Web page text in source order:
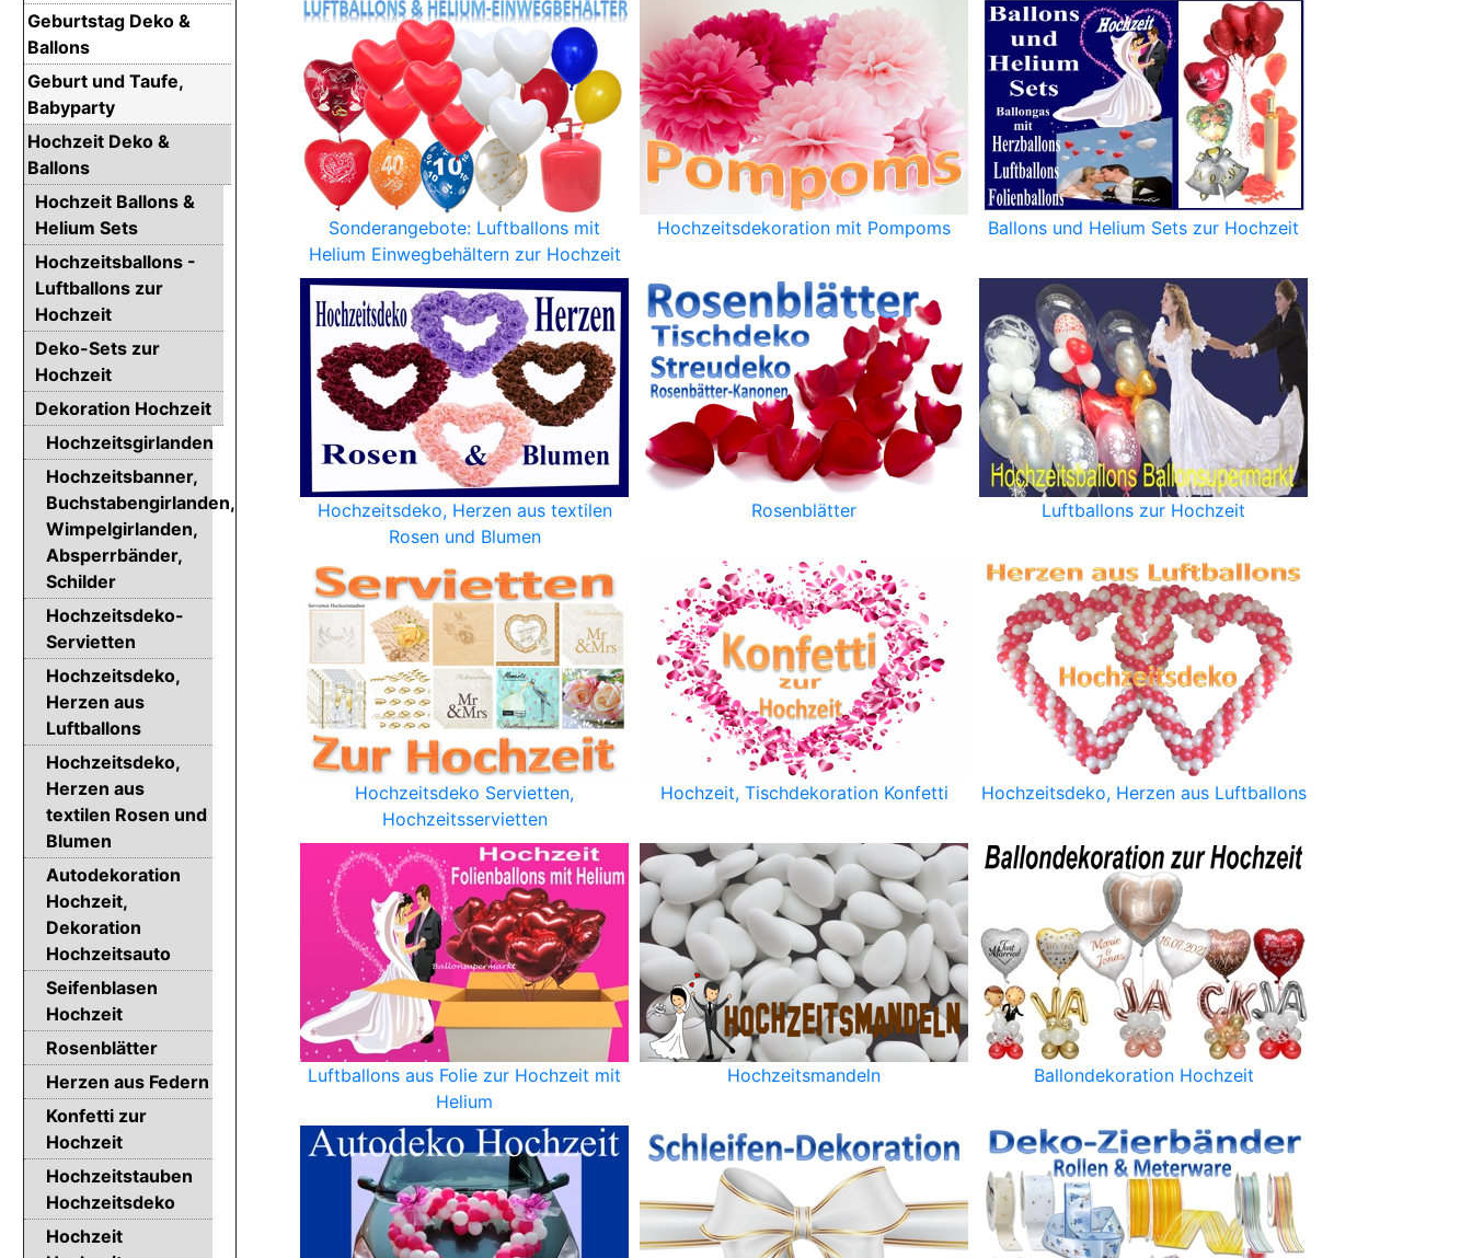
Sonderangebote: Luftballons mit
Helium Einwegbehältern zur Hochzeit
Hochzeitsdekoration mit Pompoms Ballons und Helium Sets zur Hochzeit
Hochzeitsdeko, Herzen aus textilen
Rosen und Blumen
Rosenblätter Luftballons zur Hochzeit
Hochzeitsdeko Servietten,
Hochzeitsservietten
Hochzeit, Tischdekoration Konfetti Hochzeitsdeko, Herzen aus Luftballons
Luftballons aus Folie zur Hochzeit mit
Helium
Hochzeitsmandeln Ballondekoration Hochzeit
Geburtstag Deko &
Ballons
Geburt und Taufe,
Babyparty
Hochzeit Deko &
Ballons
Hochzeit Ballons &
Helium Sets
Hochzeitsballons -
Luftballons zur
Hochzeit
Deko-Sets zur
Hochzeit
Dekoration Hochzeit
Hochzeitsgirlanden
Hochzeitsbanner,
Buchstabengirlanden,
Wimpelgirlanden,
Absperrbänder,
Schilder
Hochzeitsdeko-
Servietten
Hochzeitsdeko,
Herzen aus
Luftballons
Hochzeitsdeko,
Herzen aus
textilen Rosen und
Blumen
Autodekoration
Hochzeit,
Dekoration
Hochzeitsauto
Seifenblasen
Hochzeit
Rosenblätter
Herzen aus Federn
Konfetti zur
Hochzeit
Hochzeitstauben
Hochzeitsdeko
Hochzeit